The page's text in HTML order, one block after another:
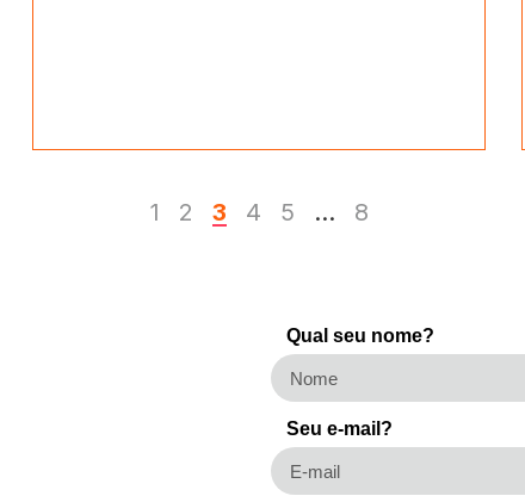
1 2 3 4 5 … 8
Qual seu nome?
Seu e-mail?